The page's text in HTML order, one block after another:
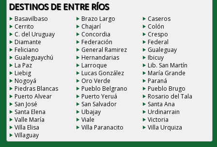
DESTINOS DE ENTRE RÍOS
Basavilbaso Brazo Largo
Caseros
Cerrito
Chajarí
Colón
C. del Uruguay
Concordia
Crespo
Diamante
Federación
Federal
Feliciano
General Ramirez
Gualeguay
Gualeguaychú
Hernandarias
Ibicuy
La Paz
Larroque
Lib. San Martín
Liebig
Lucas González
María Grande
Nogoyá
Oro Verde
Paraná
Piedras Blancas
Pueblo Belgrano
Pueblo Brugo
Puerto Alvear
Puerto Yeruá
Rosario del Tala
San José
San Salvador
Santa Ana
Santa Elena
Ubajay
Urdinarrain
Valle María
Viale
Victoria
Villa Elisa
Villa Paranacito
Villa Urquiza
Villaguay